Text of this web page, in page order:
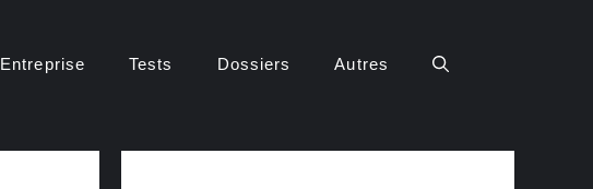
Entreprise Tests Dossiers Autres